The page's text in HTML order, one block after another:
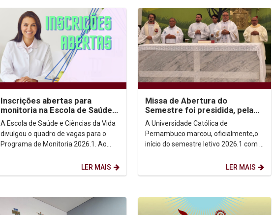
Inscrições abertas para
monitoria na Escola de Saúde e
Ciências da Vida
A Escola de Saúde e Ciências da Vida
divulgou o quadro de vagas para o
Programa de Monitoria 2026.1. Ao
LER MAIS
Missa de Abertura do
Semestre foi presidida, pela
primeira vez, pelo novo Reitor,
Pe. Carlos Fritzen
A Universidade Católica de
Pernambuco marcou, oficialmente,o
início do semestre letivo 2026.1 com a
celebrada na tarde desta...LER MAIS